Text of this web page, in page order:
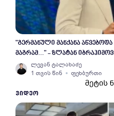
"გერმანული მანქანა აწვებოდა
მაგრამ..." - ზლატან
ლევან ტალახაძე
1 თვის წინ
ფეხბურთი
მეტის
ᲕᲘᲓᲔᲝ